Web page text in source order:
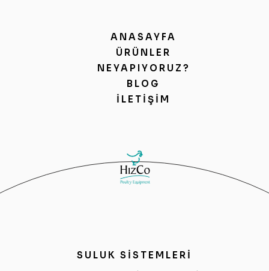
ANASAYFA
ÜRÜNLER
NEYAPIYORUZ?
BLOG
İLETIŞIM
SULUK SİSTEMLERİ